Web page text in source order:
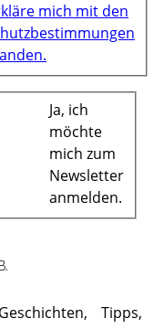
mich mit den
Ja, ich
möchte
mich zum
Newsletter
anmelden.
Tipps,